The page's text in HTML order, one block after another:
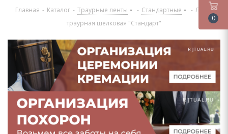
Главная - Каталог - Траурные ленты - Стандартные - Лента
траурная шелковая "Стандарт"
0